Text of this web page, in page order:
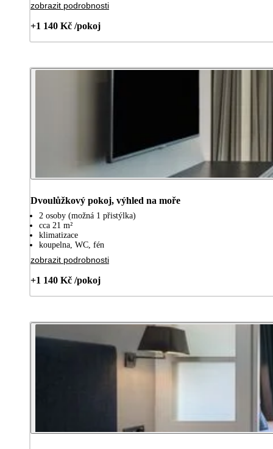
zobrazit podrobnosti
+1 140 Kč /pokoj
Dvoulůžkový pokoj, výhled na moře
2 osoby (možná 1 přistýlka)
cca 21 m²
klimatizace
koupelna, WC, fén
zobrazit podrobnosti
+1 140 Kč /pokoj